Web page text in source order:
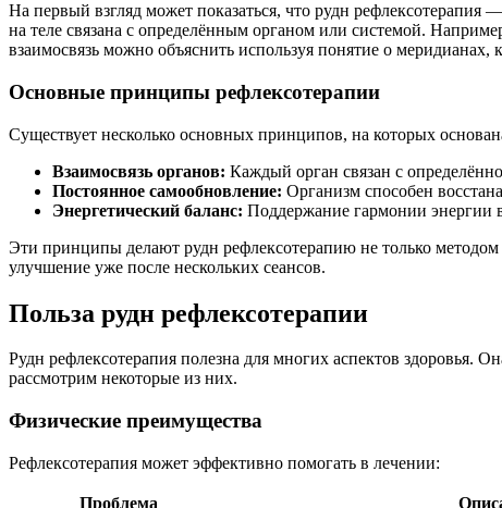
На первый взгляд может показаться, что рудн
на теле связана с определённым органом или системой.
взаимосвязь можно объяснить используя понятие о меридианах,
Основные принципы рефлексотерапии
Существует несколько основных принципов, на которых
Взаимосвязь органов: Каждый орган связан с
Постоянное самообновление: Организм способен
Энергетический баланс: Поддержание гармонии энергии
Эти принципы делают рудн рефлексотерапию не только
улучшение уже после нескольких сеансов.
Польза рудн рефлексотерапии
Рудн рефлексотерапия полезна для многих аспектов здоровья.
рассмотрим некоторые из них.
Физические преимущества
Рефлексотерапия может эффективно помогать в лечении:
Проблема